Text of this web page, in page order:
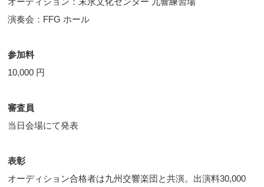
演奏会：FFG ホール
参加料
10,000 円
審査員
当日会場にて発表
表彰
オーディション合格者は九州交響楽団と共演。出演料30,000